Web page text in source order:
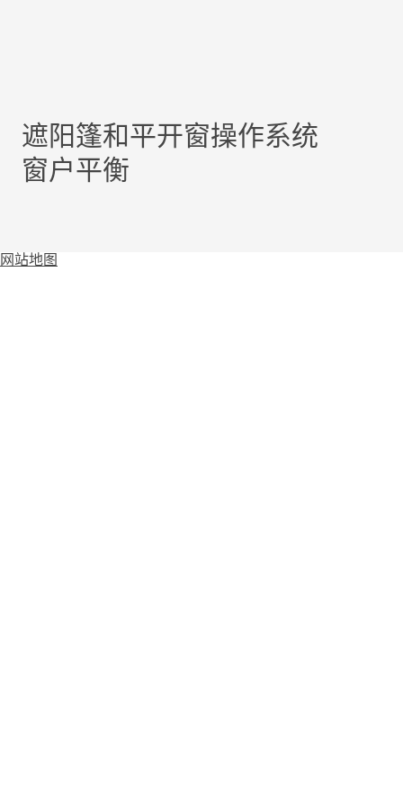
遮阳篷和平开窗操作系统
窗户平衡
网站地图